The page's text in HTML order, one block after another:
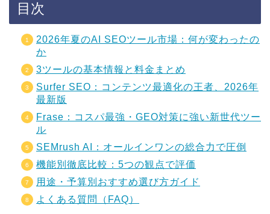
目次
2026年夏のAI SEOツール市場：何が変わったの
か
3ツールの基本情報と料金まとめ
Surfer SEO：コンテンツ最適化の王者、2026年
最新版
Frase：コスパ最強・GEO対策に強い新世代ツー
ル
SEMrush AI：オールインワンの総合力で圧倒
機能別徹底比較：5つの観点で評価
用途・予算別おすすめ選び方ガイド
よくある質問（FAQ）